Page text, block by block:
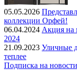
05.05.2026
коллекции Орфей!
06.04.2024 Акция на
2024
21.09.2023 Уличные
теплее
Подписка на